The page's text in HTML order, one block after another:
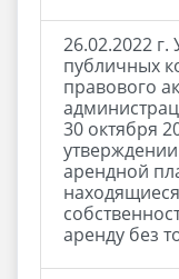
26.02.2022
публичных
правового
30 октября
арендной
аренду без